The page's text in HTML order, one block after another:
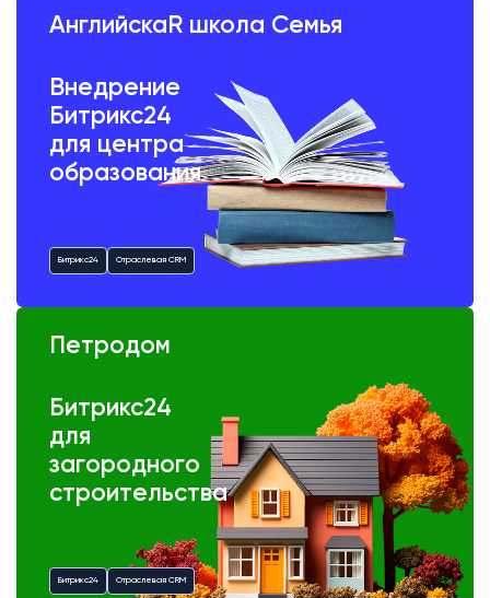
АнглийскаR школа Семья
Внедрение
Битрикс24
для центра
образования
Битрикс24 Отраслевая CRM
Петродом
Битрикс24
для
загородного
строительства
Битрикс24 Отраслевая CRM